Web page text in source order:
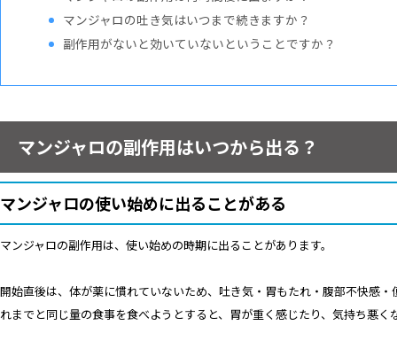
マンジャロの吐き気はいつまで続きますか？
副作用がないと効いていないということですか？
マンジャロの副作用はいつから出る？
マンジャロの使い始めに出ることがある
マンジャロの副作用は、使い始めの時期に出ることがあります。
開始直後は、体が薬に慣れていないため、吐き気・胃もたれ・腹部不快感
れまでと同じ量の食事を食べようとすると、胃が重く感じたり、気持ち悪く